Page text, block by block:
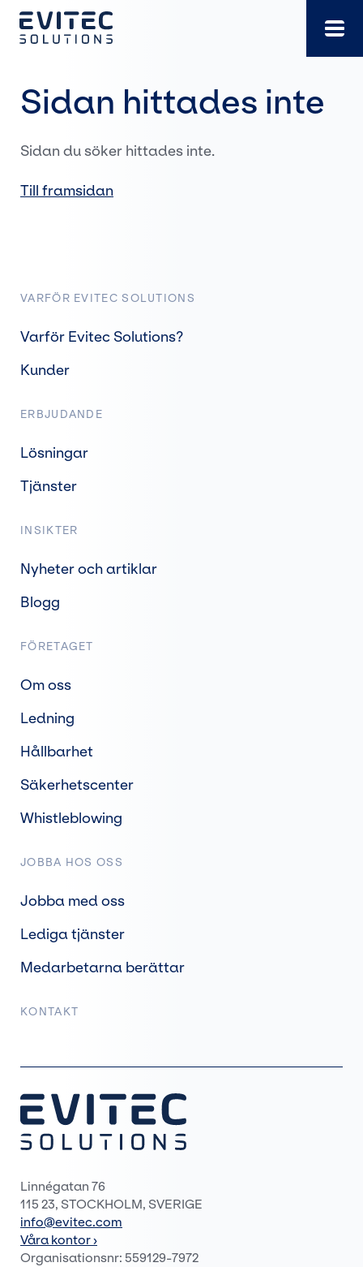
Sidan hittades inte
Sidan du söker hittades inte.
Till framsidan
VARFÖR EVITEC SOLUTIONS
Varför Evitec Solutions?
Kunder
ERBJUDANDE
Lösningar
Tjänster
INSIKTER
Nyheter och artiklar
Blogg
FÖRETAGET
Om oss
Ledning
Hållbarhet
Säkerhetscenter
Whistleblowing
JOBBA HOS OSS
Jobba med oss
Lediga tjänster
Medarbetarna berättar
KONTAKT
Linnégatan 76
115 23, STOCKHOLM, SVERIGE
info@evitec.com
Våra kontor ›
Organisationsnr: 559129-7972